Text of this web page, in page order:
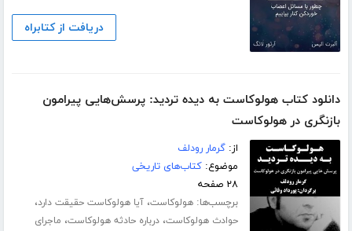
دریافت از کتابراه
دانلود کتاب هولوکاست به دیده تردید: پرسش‌هایی پیرامون
بازنگری در هولوکاست
از:گرمار رودلف
موضوع:کتاب‌های تاریخی
۲۸ صفحه
برچسب‌ها:هولوکاست،آیا هولوکاست حقیقت دارد،
حوادث هولوکاست،درباره حادثه هولوکاست، ماجرای